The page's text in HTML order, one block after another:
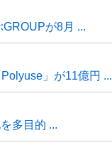
が8月 ...
」が11億円 ...
多目的 ...